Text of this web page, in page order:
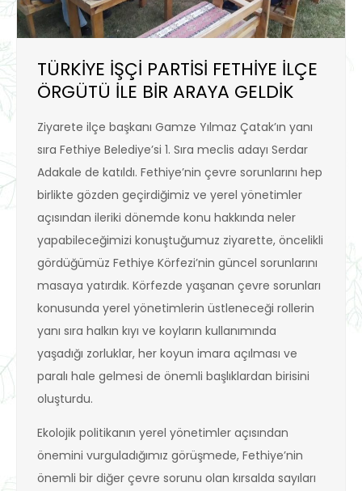
TÜRKİYE İŞÇİ PARTİSİ FETHİYE İLÇE
ÖRGÜTÜ İLE BİR ARAYA GELDİK
Ziyarete ilçe başkanı Gamze Yılmaz Çatak’ın yanı
sıra Fethiye Belediye’si 1. Sıra meclis adayı Serdar
Adakale de katıldı. Fethiye’nin çevre sorunlarını hep
birlikte gözden geçirdiğimiz ve yerel yönetimler
açısından ileriki dönemde konu hakkında neler
yapabileceğimizi konuştuğumuz ziyarette, öncelikli
gördüğümüz Fethiye Körfezi’nin güncel sorunlarını
masaya yatırdık. Körfezde yaşanan çevre sorunları
konusunda yerel yönetimlerin üstleneceği rollerin
yanı sıra halkın kıyı ve koyların kullanımında
yaşadığı zorluklar, her koyun imara açılması ve
paralı hale gelmesi de önemli başlıklardan birisini
oluşturdu.
Ekolojik politikanın yerel yönetimler açısından
önemini vurguladığımız görüşmede, Fethiye’nin
önemli bir diğer çevre sorunu olan kırsalda sayıları